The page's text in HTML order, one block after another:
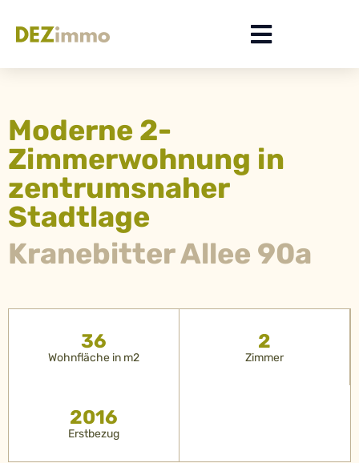
Moderne 2-
Zimmerwohnung in
zentrumsnaher
Stadtlage
Kranebitter Allee 90a
36
Wohnfläche in m2
2
Zimmer
2016
Erstbezug